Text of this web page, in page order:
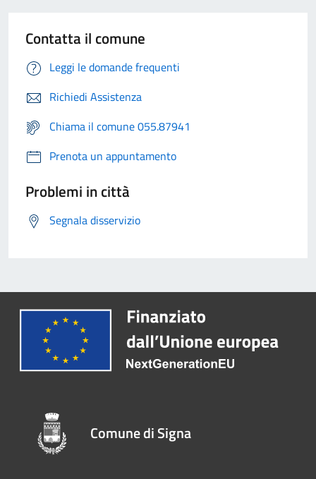
Contatta il comune
Leggi le domande frequenti
Richiedi Assistenza
Chiama il comune 055.87941
Prenota un appuntamento
Problemi in città
Segnala disservizio
Comune di Signa